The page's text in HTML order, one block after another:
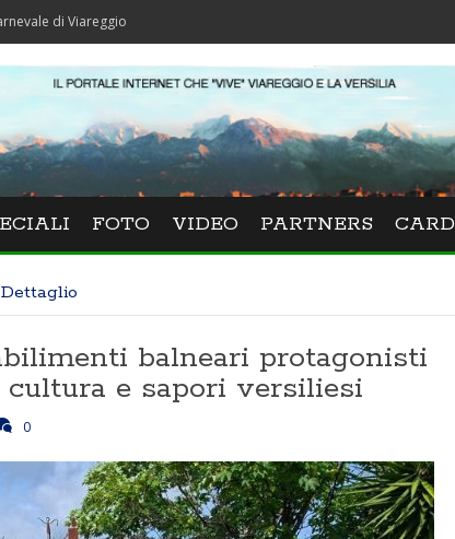
FOTO VIDEO PARTNERS CARD
Dettaglio
balneari protagonisti
cultura e sapori versiliesi
0